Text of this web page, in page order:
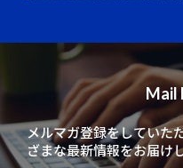
Mail
メルマガ登録をしていた
ざまな最新情報をお届け